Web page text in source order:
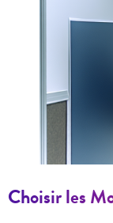
Choisir les